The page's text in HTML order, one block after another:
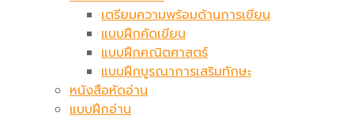
เตรียมความพร้อมด้านการเขียน
แบบฝึกคัดเขียน
แบบฝึกคณิตศาสตร์
แบบฝึกบูรณาการเสริมทักษะ
หนังสือหัดอ่าน
แบบฝึกอ่าน